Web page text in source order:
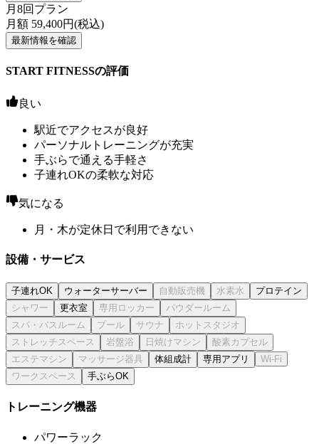
月8回プラン
月額 59,400円(税込)
最新情報を確認
START FITNESSの評価
良い
駅近でアクセスが良好
パーソナルトレーニングが充実
手ぶらで通える手軽さ
子連れOKの柔軟な対応
気になる
月・木が定休日で利用できない
設備・サービス
子連れOK ウォーターサーバー
プロテイン
更衣室
体組成計
専用アプリ
手ぶらOK
トレーニング機器
パワーラック